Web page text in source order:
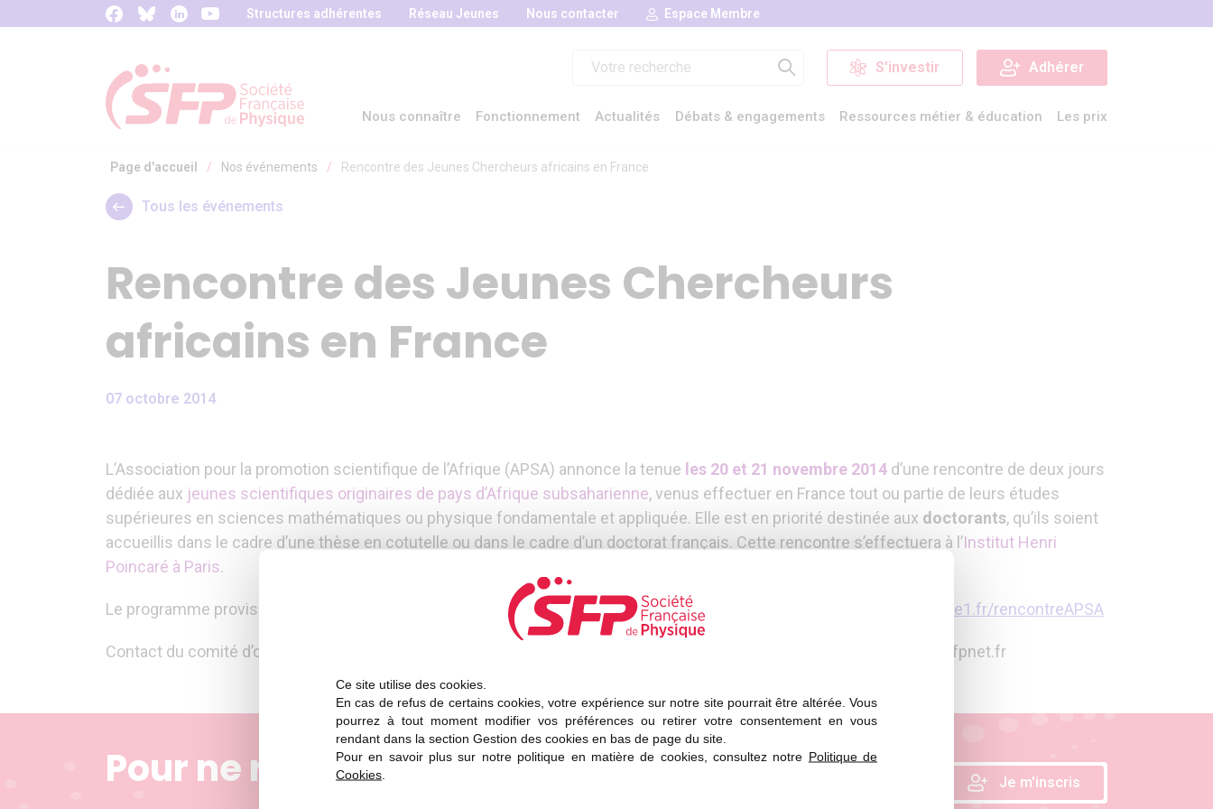
Panneau de gestion des cookies
Ce site utilise des cookies.
En cas de refus de certains cookies, votre expérience sur notre site pourrait être altérée. Vous
pourrez à tout moment modifier vos préférences ou retirer votre consentement en vous
rendant dans la section Gestion des cookies en bas de page du site.
Pour en savoir plus sur notre politique en matière de cookies, consultez notre Politique de
Cookies
Structures adhérentes Réseau Jeunes Nous contacter Espace Membre
S'investir Adhérer
Nous connaître Fonctionnement Actualités Débats & engagements Ressources métier & éducation Les prix
Page d'accueil / Nos événements / Rencontre des Jeunes Chercheurs africains en France
Tous les événements
Rencontre des Jeunes Chercheurs
africains en France
07 octobre 2014
L’Association pour la promotion scientifique de l’Afrique (APSA) annonce la tenue les 20 et 21 novembre 2014 d’une rencontre de deux jours
dédiée aux jeunes scientifiques originaires de pays d’Afrique subsaharienne, venus effectuer en France tout ou partie de leurs études
supérieures en sciences mathématiques ou physique fondamentale et appliquée. Elle est en priorité destinée aux doctorants, qu’ils soient
accueillis dans le cadre d’une thèse en cotutelle ou dans le cadre d’un doctorat français. Cette rencontre s’effectuera à l’Institut Henri
Poincaré à Paris.
Le programme provisoire et l’appel à candidatures ( date limite 8 octobre ) sont disponibles sur le site http://sfp.univ-lille1.fr/rencontreAPSA
Contact du comité d’organisation et l’APSA (Association pour la promotion scientifique de l’Afrique) : rencontreapsa[a]sfpnet.fr
Pour ne rien manquer